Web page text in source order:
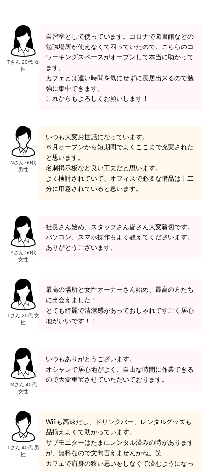
Tさん 20代 女
性
自習室として使っています。コロナで図書館などの
勉強場所が使えなくて困っていたので、こちらのコ
ワーキングスペースがオープンして本当に助かって
ます。
カフェとは違い時間を気にせずに長居出来るので勉
強に集中できます。
これからもよろしくお願いします！
Nさん 60代
男性
いつも大変お世話になっています。
６月オープンから短期間でよくここまで充実された
と思います。
名刺掲示板など良い工夫だと思います。
よく検討されていて、オフィスで必要な備品は十二
分に用意されていると思います。
Yさん 50代
女性
社長さん始め、スタッフさん皆さん大変親切です。
パソコン、スマホ操作もよく教えてくださいます。
ありがとうございます。
Tさん 20代 女
性
最高の場所と女性オーナーさん始め、最高の方たち
に出会えました！
とても綺麗で清潔感があっておしゃれですごく居心
地がいいです！！
Mさん 40代
女性
いつもありがとうございます。
オシャレで居心地がよく、自由な時間に作業できる
ので大変重宝させていただいております。
Tさん 40代 男
性
Wifiも高速だし、ドリンクバー、レンタルグッズも
品揃えよくて助かっています。
サブモニターはたまにレンタル済みの時があります
が、無料なので文句言えませんかね。笑
カフェで肩身の狭い思いをしなくて済むようになっ